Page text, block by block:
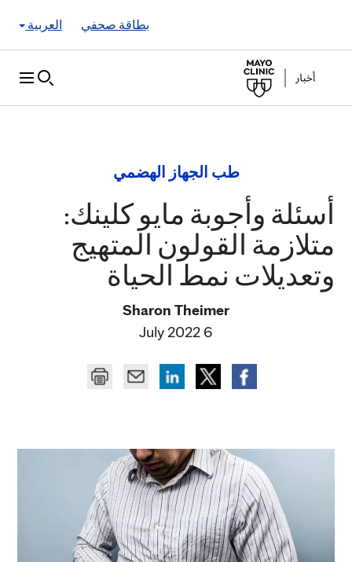
العربية
بطاقة صحفي
طب الجهاز الهضمي
أسئلة وأجوبة مايو كلينك:
متلازمة القولون المتهيج
وتعديلات نمط الحياة
Sharon Theimer
6 July 2022